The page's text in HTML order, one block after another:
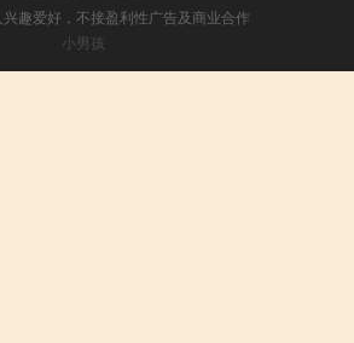
趣爱好，不接盈利性广告及商业合作
小男孩